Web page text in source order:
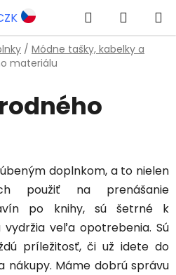
Hľadať
KOŠÍK
/ Módne tašky, kabelky a
materiálu
doplnkom, a to nielen
použiť na prenášanie
po knihy, sú šetrné k
veľa opotrebenia. Sú
príležitosť, či už idete do
nákupy. Máme dobrú správu